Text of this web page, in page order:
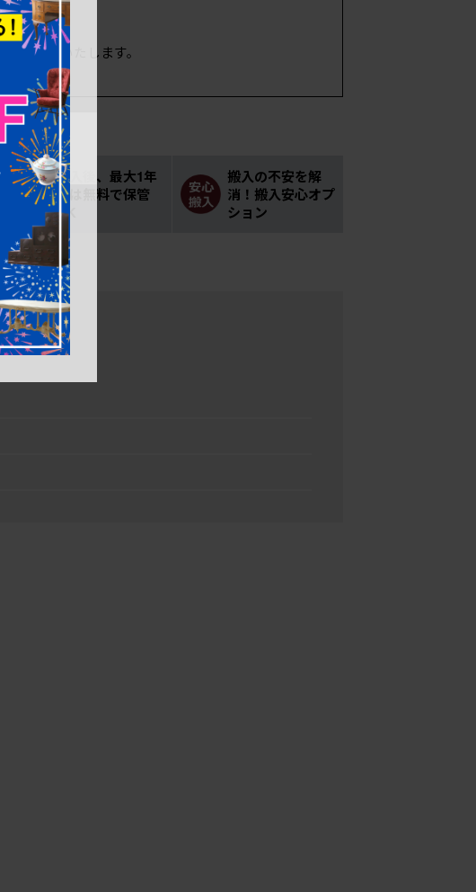
お願いいたします。
購入後、最大1年
間は無料で保管
OK
搬入の不安を解
消！搬入安心オプ
ション